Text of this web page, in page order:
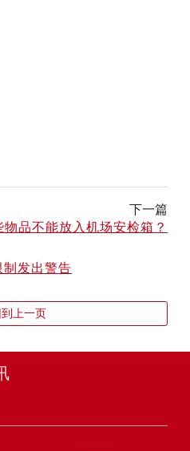
下一篇
物品不能放入机场安检箱？
发出警告
上一页